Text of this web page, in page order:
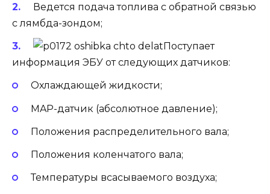
Ведется подача топлива с обратной связью
с лямбда-зондом;
Поступает
информация ЭБУ от следующих датчиков:
Охлаждающей жидкости;
MAP-датчик (абсолютное давление);
Положения распределительного вала;
Положения коленчатого вала;
Температуры всасываемого воздуха;